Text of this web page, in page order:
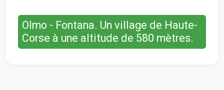
Olmo - Fontana. Un village de Haute-
Corse à une altitude de 580 mètres.